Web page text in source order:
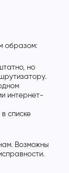
образом:
но
интернет-
списке
Возможны